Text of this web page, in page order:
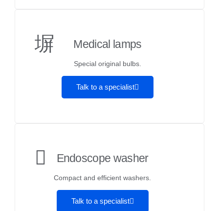
Medical lamps
Special original bulbs.
Talk to a specialist
Endoscope washer
Compact and efficient washers.
Talk to a specialist